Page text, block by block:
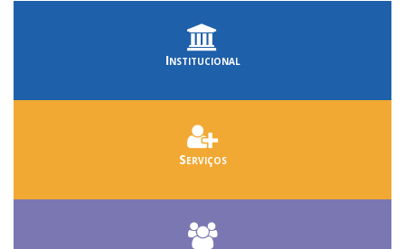
Institucional
Serviços